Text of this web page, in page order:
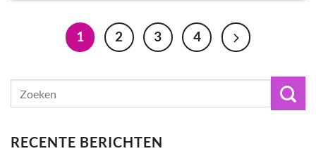
RECENTE BERICHTEN
1 2 3 4